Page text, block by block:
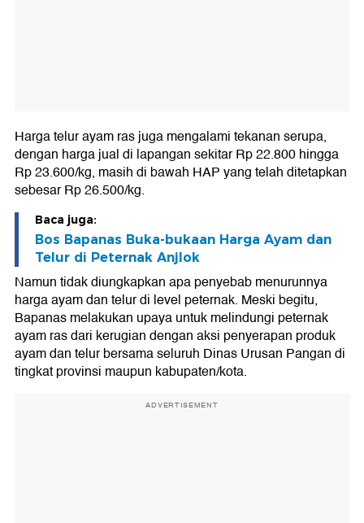
Harga telur ayam ras juga mengalami tekanan serupa,
dengan harga jual di lapangan sekitar Rp 22.800 hingga
Rp 23.600/kg, masih di bawah HAP yang telah ditetapkan
sebesar Rp 26.500/kg.
Baca juga:
Bos Bapanas Buka-bukaan Harga Ayam dan
Telur di Peternak Anjlok
Namun tidak diungkapkan apa penyebab menurunnya
harga ayam dan telur di level peternak. Meski begitu,
Bapanas melakukan upaya untuk melindungi peternak
ayam ras dari kerugian dengan aksi penyerapan produk
ayam dan telur bersama seluruh Dinas Urusan Pangan di
tingkat provinsi maupun kabupaten/kota.
ADVERTISEMENT